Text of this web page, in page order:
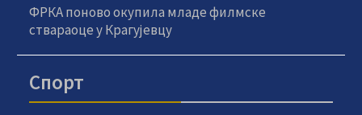
ФРКА поново окупила младе филмске
ствараоце у Крагујевцу
Спорт